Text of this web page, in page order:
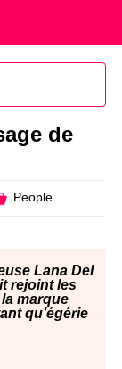
de
People
Lana Del
rejoint les
marque
qu’égérie